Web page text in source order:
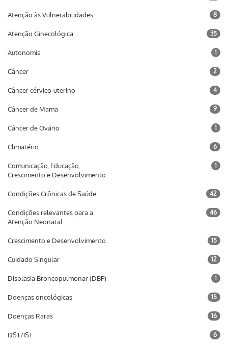
Atenção às Vulnerabilidades 8
Atenção Ginecológica 35
Autonomia 1
Câncer 2
Câncer cérvico-uterino 4
Câncer de Mama 9
Câncer de Ovário 1
Climatério 6
Comunicação, Educação,
Crescimento e Desenvolvimento
1
Condições Crônicas de Saúde 42
Condições relevantes para a
Atenção Neonatal
46
Crescimento e Desenvolvimento 15
Cuidado Singular 12
Displasia Broncopulmonar (DBP) 1
Doenças oncológicas 15
Doenças Raras 16
DST/IST 6